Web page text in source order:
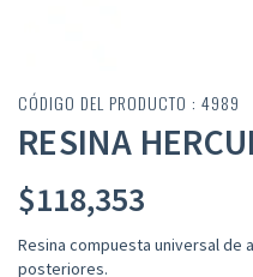
CÓDIGO DEL PRODUCTO : 4989
RESINA
$118,353
Resina compuesta universal
posteriores.